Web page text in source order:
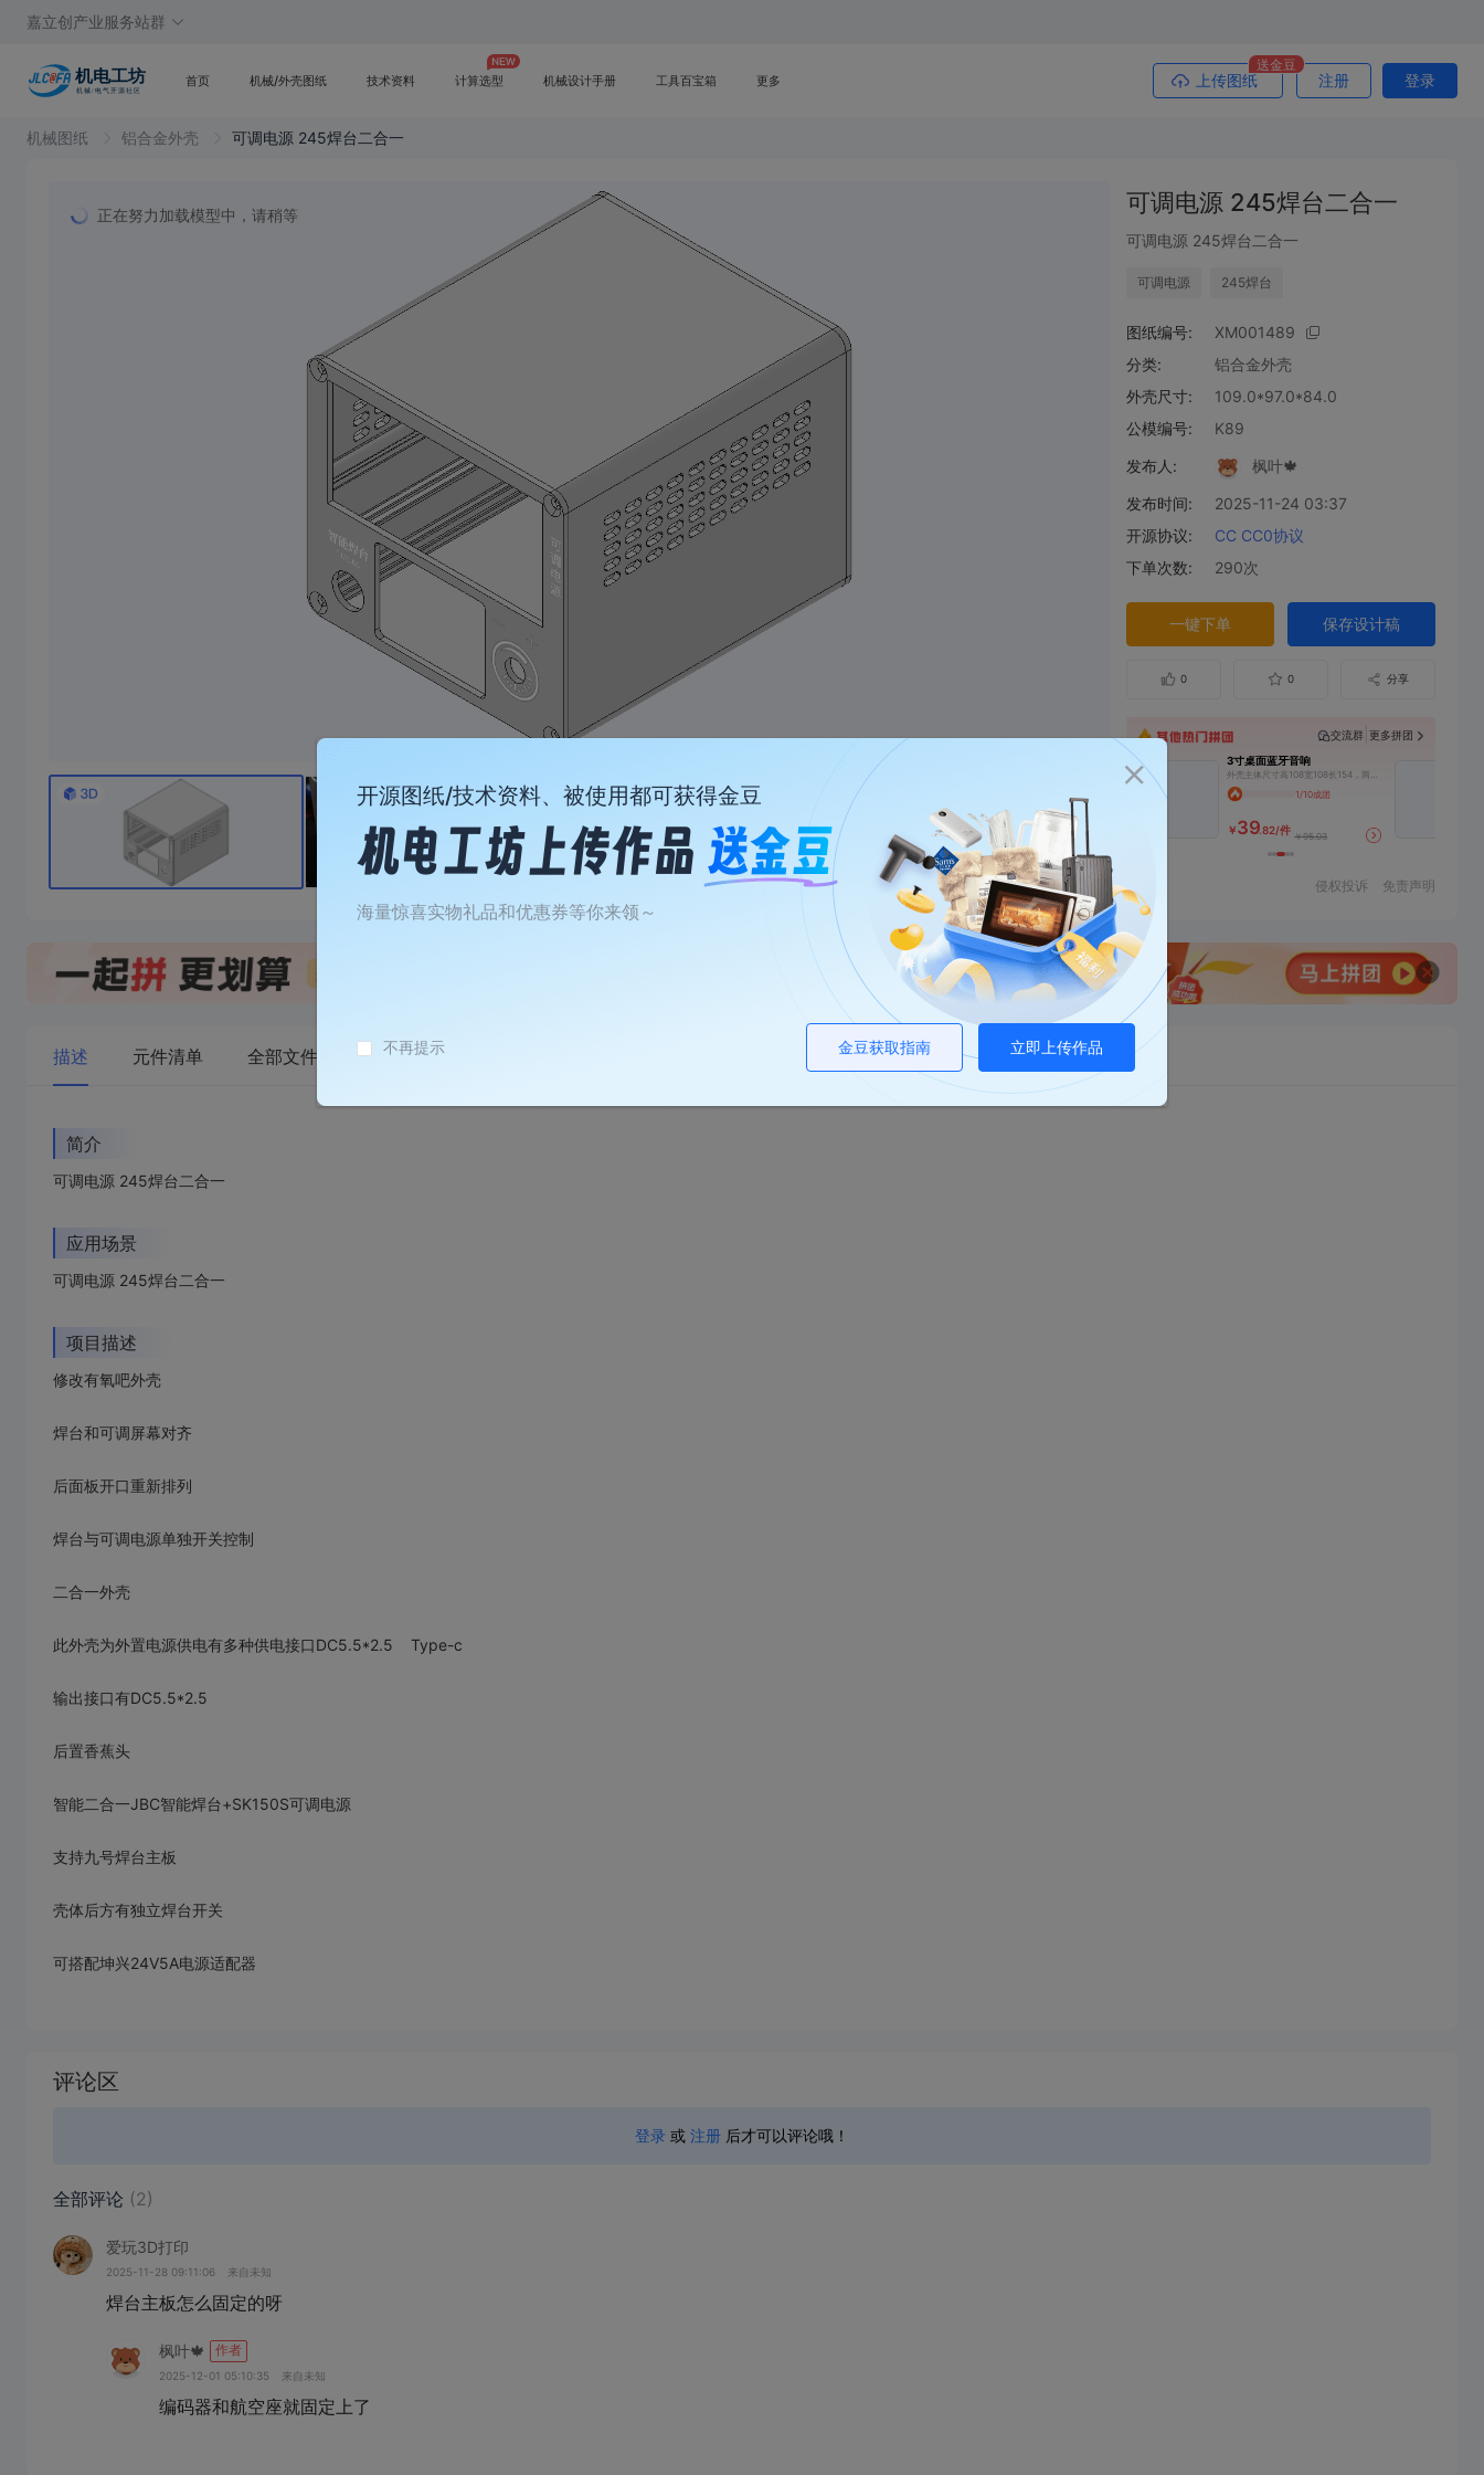
嘉立创产业服务站群
首页 机械/外壳图纸 技术资料 计算选型 机械设计手册 工具百宝箱 更多
送金豆
上传图纸 注册 登录
机械图纸 铝合金外壳 可调电源 245焊台二合一
正在努力加载模型中，请稍等 可调电源 245焊台二合一
可调电源 245焊台二合一
可调电源 245焊台
图纸编号:
XM001489
分类:
铝合金外壳
外壳尺寸:
109.0*97.0*84.0
公模编号:
K89
发布人:
枫叶🍁
发布时间:
2025-11-24 03:37
开源协议:
CC CC0协议
下单次数:
290次
一键下单 保存设计稿
0 0 分享
交流群 |更多拼团
8/10成团
￥15 .78/件 ￥51.24
4/10成团
￥14 .00/件 ￥52.89
外壳主体尺寸高108宽108长154，两侧铝合金盖板CNC单独加工4mm厚，搭配老王2×25w功放板，一个丹麦3寸中低音+一个JBL高音
￥ 39 .82/件 ￥95.03
两寸哈曼全频小音箱
两寸全频小音箱
2/10成团
￥23.92/件 ￥70.86
侵权投诉 免责声明
描述 元件清单 全部文件 评论（2）
简介
可调电源 245焊台二合一
应用场景
可调电源 245焊台二合一
项目描述
修改有氧吧外壳
焊台和可调屏幕对齐
后面板开口重新排列
焊台与可调电源单独开关控制
二合一外壳
此外壳为外置电源供电有多种供电接口DC5.5*2.5 Type-c
输出接口有DC5.5*2.5
后置香蕉头
智能二合一JBC智能焊台+SK150S可调电源
支持九号焊台主板
壳体后方有独立焊台开关
可搭配坤兴24V5A电源适配器
失
评论区
登录 或 注册 后才可以评论哦！
全部评论 (2)
爱玩3D打印
2025-11-28 09:11:06 来自未知
焊台主板怎么固定的呀
枫叶🍁 作者
2025-12-01 05:10:35 来自未知
编码器和航空座就固定上了
开源图纸/技术资料、被使用都可获得金豆
海量惊喜实物礼品和优惠券等你来领～
不再提示 金豆获取指南 立即上传作品